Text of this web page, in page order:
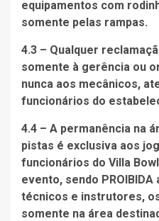
equipamentos com
somente pelas rampas.
4.3 – Qualquer
somente à gerência ou
nunca aos mecânicos,
funcionários do
4.4 – A permanência na
pistas é exclusiva aos
funcionários do Villa
evento, sendo
técnicos e instrutores,
somente na área